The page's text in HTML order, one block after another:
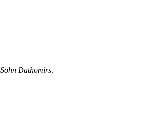
Sohn Dathomirs.